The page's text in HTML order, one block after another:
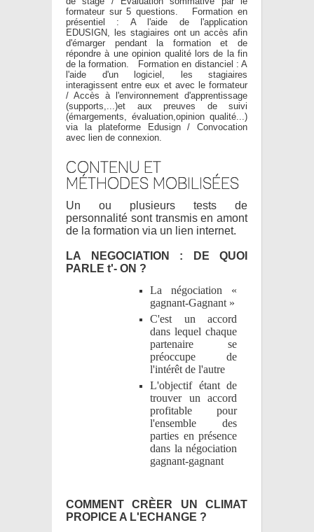
formateur sur 5 questions. Formation en
présentiel : A l'aide de l'application
EDUSIGN, les stagiaires ont un accès afin
d'émarger pendant la formation et de
répondre à une opinion qualité lors de la fin
de la formation. Formation en distanciel : A
l'aide d'un logiciel, les stagiaires
interagissent entre eux et avec le formateur
/ Accès à l'environnement d'apprentissage
(supports,...)et aux preuves de suivi
(émargements, évaluation,opinion qualité...)
via la plateforme Edusign / Convocation
avec lien de connexion.
CONTENU ET
MÉTHODES MOBILISÉES
Un ou plusieurs tests de
personnalité sont transmis en amont
de la formation via un lien internet.
LA NEGOCIATION : DE QUOI
PARLE t'- ON ?
La négociation «
gagnant-Gagnant »
C'est un accord
dans lequel chaque
partenaire se
préoccupe de
l'intérêt de l'autre
L'objectif étant de
trouver un accord
profitable pour
l'ensemble des
parties en présence
dans la négociation
gagnant-gagnant
COMMENT CRÈER UN CLIMAT
PROPICE A L'ECHANGE ?